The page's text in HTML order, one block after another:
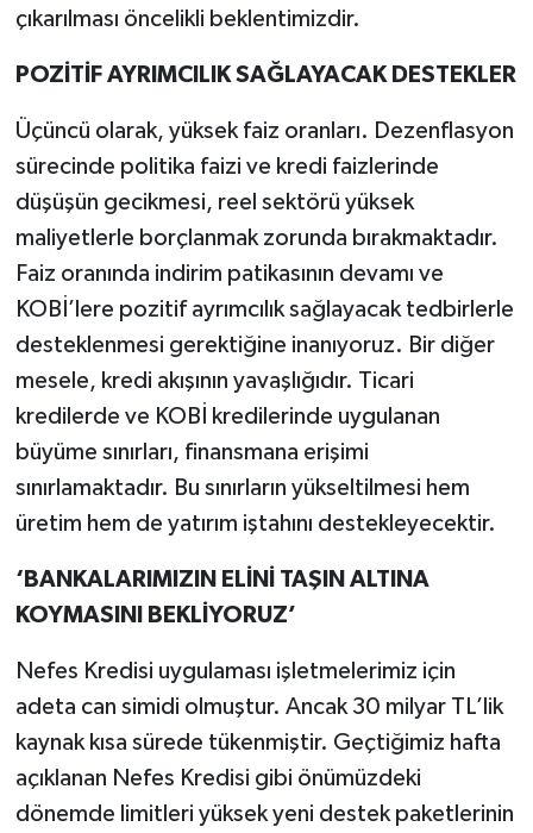
çıkarılması öncelikli beklentimizdir.
POZİTİF AYRIMCILIK SAĞLAYACAK DESTEKLER
Üçüncü olarak, yüksek faiz oranları. Dezenflasyon
sürecinde politika faizi ve kredi faizlerinde
düşüşün gecikmesi, reel sektörü yüksek
maliyetlerle borçlanmak zorunda bırakmaktadır.
Faiz oranında indirim patikasının devamı ve
KOBİ’lere pozitif ayrımcılık sağlayacak tedbirlerle
desteklenmesi gerektiğine inanıyoruz. Bir diğer
mesele, kredi akışının yavaşlığıdır. Ticari
kredilerde ve KOBİ kredilerinde uygulanan
büyüme sınırları, finansmana erişimi
sınırlamaktadır. Bu sınırların yükseltilmesi hem
üretim hem de yatırım iştahını destekleyecektir.
‘BANKALARIMIZIN ELİNİ TAŞIN ALTINA
KOYMASINI BEKLİYORUZ’
Nefes Kredisi uygulaması işletmelerimiz için
adeta can simidi olmuştur. Ancak 30 milyar TL’lik
kaynak kısa sürede tükenmiştir. Geçtiğimiz hafta
açıklanan Nefes Kredisi gibi önümüzdeki
dönemde limitleri yüksek yeni destek paketlerinin